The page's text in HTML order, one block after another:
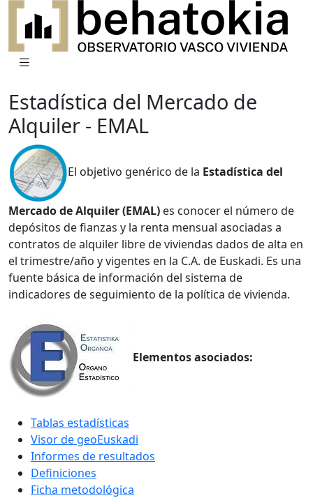
Estadística del Mercado de
Alquiler - EMAL
El objetivo genérico de la Estadística del
Mercado de Alquiler (EMAL) es conocer el número de
depósitos de fianzas y la renta mensual asociadas a
contratos de alquiler libre de viviendas dados de alta en
el trimestre/año y vigentes en la C.A. de Euskadi. Es una
fuente básica de información del sistema de
indicadores de seguimiento de la política de vivienda.
Elementos asociados:
Tablas estadísticas
Visor de geoEuskadi
Informes de resultados
Definiciones
Ficha metodológica